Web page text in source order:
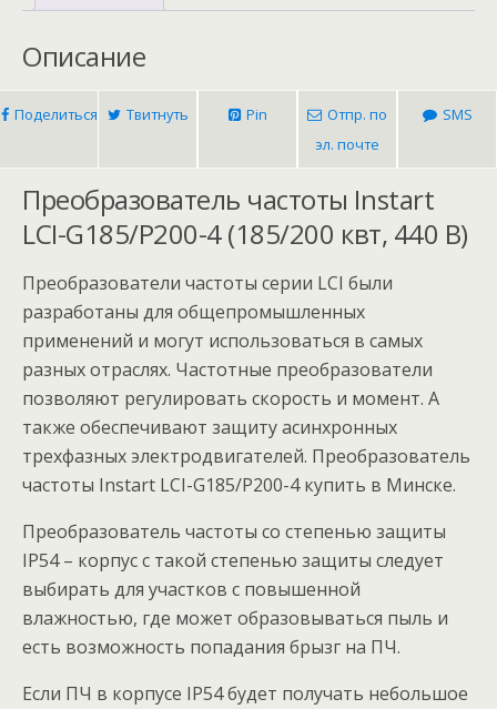
Описание
Поделиться Твитнуть Pin
Отпр. по
эл. почте
SMS
Преобразователь частоты Instart
LCI-G185/P200-4 (185/200 квт, 440 В)
Преобразователи частоты серии LCI были
разработаны для общепромышленных
применений и могут использоваться в самых
разных отраслях. Частотные преобразователи
позволяют регулировать скорость и момент. А
также обеспечивают защиту асинхронных
трехфазных электродвигателей. Преобразователь
частоты Instart LCI-G185/P200-4 купить в Минске.
Преобразователь частоты со степенью защиты
IP54 – корпус с такой степенью защиты следует
выбирать для участков с повышенной
влажностью, где может образовываться пыль и
есть возможность попадания брызг на ПЧ.
Если ПЧ в корпусе IP54 будет получать небольшое